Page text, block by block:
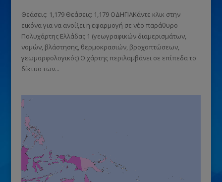
Θεάσεις: 1,179 Θεάσεις: 1,179 ΟΔΗΓΙΑΚάντε κλικ στην
εικόνα για να ανοίξει η εφαρμογή σε νέο παράθυρο
Πολυχάρτης Ελλάδας 1 (γεωγραφικών διαμερισμάτων,
νομών, βλάστησης, θερμοκρασιών, βροχοπτώσεων,
γεωμορφολογικός) Ο χάρτης περιλαμβάνει σε επίπεδα το
δίκτυο των...